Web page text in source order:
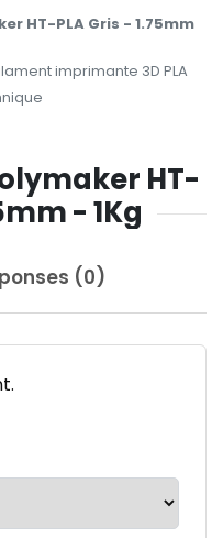
HT-PLA Gris - 1.75mm
imprimante 3D PLA
HT-
- 1Kg
(0)